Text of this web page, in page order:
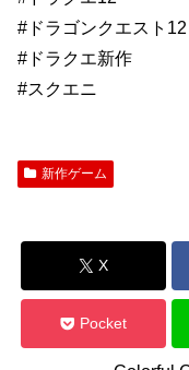
#ドラゴンクエスト12
#ドラクエ新作
#スクエニ
新作ゲーム
X
Pocket